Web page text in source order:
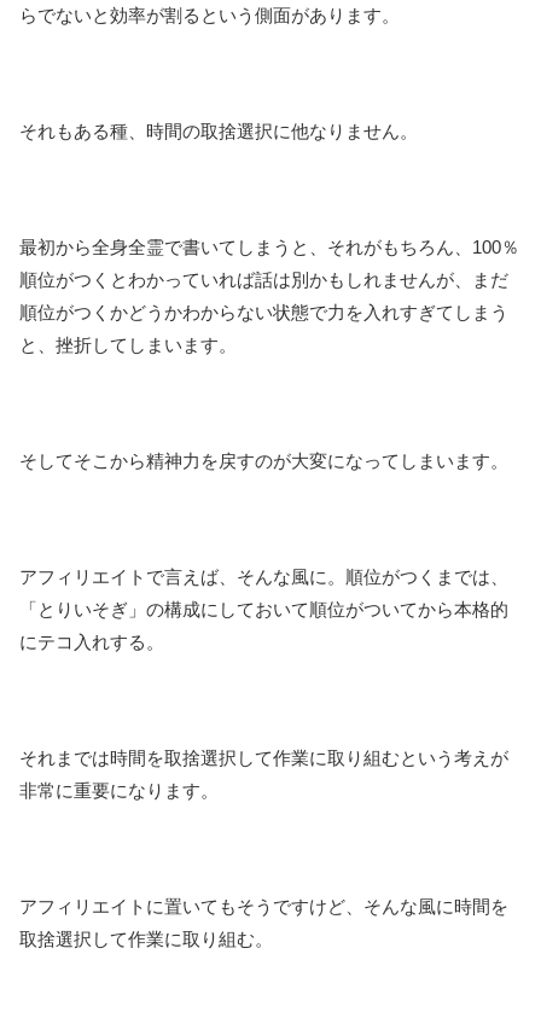
らでないと効率が割るという側面があります。
それもある種、時間の取捨選択に他なりません。
最初から全身全霊で書いてしまうと、それがもちろん、100％
順位がつくとわかっていれば話は別かもしれませんが、まだ
順位がつくかどうかわからない状態で力を入れすぎてしまう
と、挫折してしまいます。
そしてそこから精神力を戻すのが大変になってしまいます。
アフィリエイトで言えば、そんな風に。順位がつくまでは、
「とりいそぎ」の構成にしておいて順位がついてから本格的
にテコ入れする。
それまでは時間を取捨選択して作業に取り組むという考えが
非常に重要になります。
アフィリエイトに置いてもそうですけど、そんな風に時間を
取捨選択して作業に取り組む。